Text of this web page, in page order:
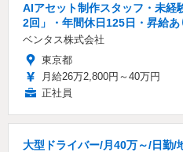
AIアセット制作スタッフ・未経
2回」・年間休日125日・昇給あ
ベンタス株式会社
東京都
月給26万2,800円～40万円
正社員
大型ドライバー/月40万～/日勤/